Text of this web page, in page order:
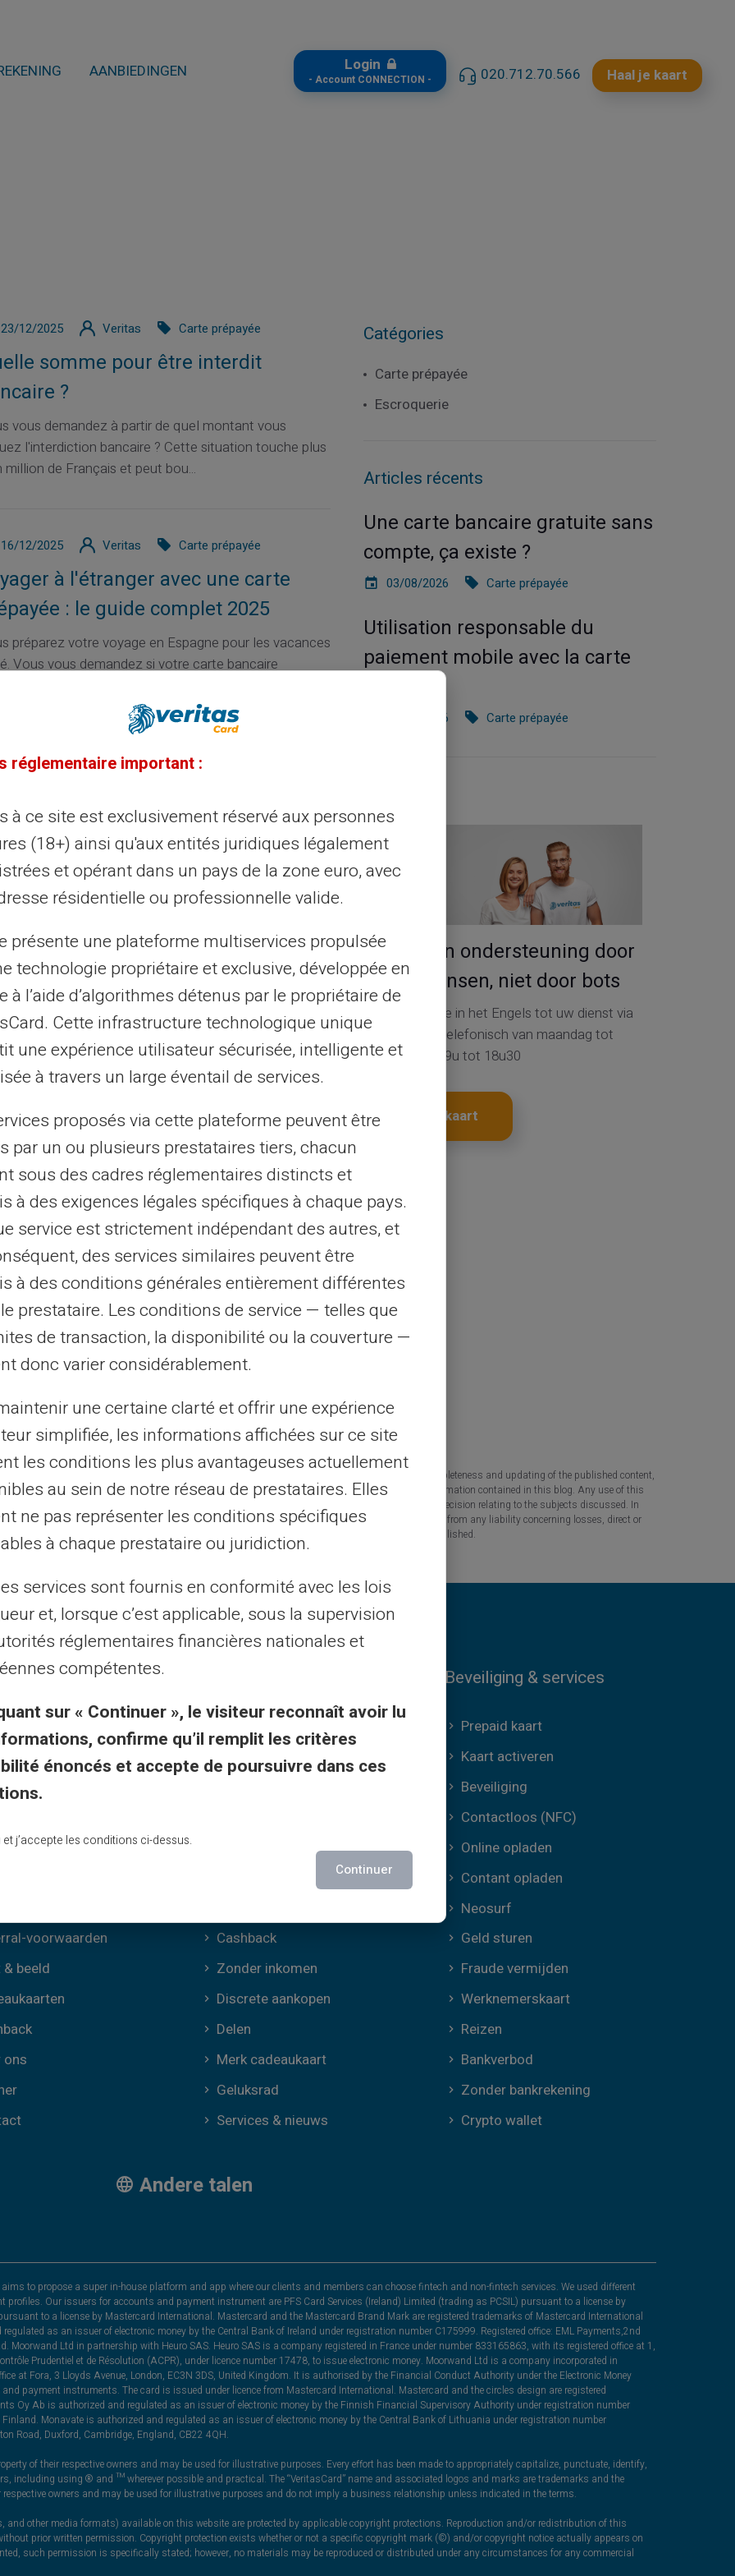
AANBIEDINGEN Login
- Account CONNECTION - 020.712.70.566 Haal je kaart
23/12/2025 Veritas Carte prépayée
somme pour être interdit
?
vous demandez à partir de quel montant vous
l'interdiction bancaire ? Cette situation touche plus
million de Français et peut bou...
16/12/2025 Veritas Carte prépayée
à l'étranger avec une carte
: le guide complet 2025
préparez votre voyage en Espagne pour les vacances
Vous vous demandez si votre carte bancaire
09/12/2025 Veritas Carte prépayée
: les démarches à suivre en 2025
ne trouvez plus votre carte bancaire dans votre
Votre cœur s'accélère en imaginant quelqu'un
à votre insu. Vous ne sa...
02/12/2025 Veritas Carte prépayée
protéger ses données
sur les réseaux sociaux ?
vendez un meuble sur Facebook Marketplace. Un
à partager ces informations par m...
25/11/2025 Veritas Carte prépayée
droits des personnes en interdit
en 2025 : ce que dit la loi
avez émis un chèque sans provision. Votre banque
a notifié une interdiction bancaire. Vous vous sentez
du système financier. Cette...
7 8 9 10 ... 31 32 ›
Catégories
Carte prépayée
Escroquerie
Articles récents
Une carte bancaire gratuite sans
compte, ça existe ?
03/08/2026 Carte prépayée
Utilisation responsable du
paiement mobile avec la carte
27/07/2026 Carte prépayée
Service en ondersteuning door
echte mensen, niet door bots
Klantenservice in het Engels tot uw dienst via
ticket 24/24, telefonisch van maandag tot
zaterdag van 9u tot 18u30
Haal je kaart
only and has no contractual or legal value. Although we strive to ensure the accuracy, completeness and updating of the published content,
authors of the articles cannot be held responsible for decisions or actions taken based on the information contained in this blog. Any use of this
We encourage you to consult a qualified professional or an expert for any important question or decision relating to the subjects discussed. In
without notice. By visiting this blog, you agree that Carte Veritas and its partners are released from any liability concerning losses, direct or
of this site, whether they are linked to errors, omissions or the interpretation of the information published.
& voorwaarden
voorwaarden
info
voorwaarden
beeld
ons
Cashback
Zonder inkomen
Discrete aankopen
Delen
Merk cadeaukaart
Geluksrad
Services & nieuws
Beveiliging & services
Prepaid kaart
Kaart activeren
Beveiliging
Contactloos (NFC)
Online opladen
Contant opladen
Neosurf
Geld sturen
Fraude vermijden
Werknemerskaart
Reizen
Bankverbod
Zonder bankrekening
Crypto wallet
Andere talen
to propose a super in-house platform and app where our clients and members can choose fintech and non-fintech services. We used different
Our issuers for accounts and payment instrument are PFS Card Services (Ireland) Limited (trading as PCSIL) pursuant to a license by
to a license by Mastercard International. Mastercard and the Mastercard Brand Mark are registered trademarks of Mastercard International
as an issuer of electronic money by the Central Bank of Ireland under registration number C175999. Registered office: EML Payments,2nd
Moorwand Ltd in partnership with Heuro SAS. Heuro SAS is a company registered in France under number 833165863, with its registered office at 1,
Prudentiel et de Résolution (ACPR), under licence number 17478, to issue electronic money. Moorwand Ltd is a company incorporated in
at Fora, 3 Lloyds Avenue, London, EC3N 3DS, United Kingdom. It is authorised by the Financial Conduct Authority under the Electronic Money
payment instruments. The card is issued under licence from Mastercard International. Mastercard and the circles design are registered
Oy Ab is authorized and regulated as an issuer of electronic money by the Finnish Financial Supervisory Authority under registration number
Monavate is authorized and regulated as an issuer of electronic money by the Central Bank of Lithuania under registration number
Road, Duxford, Cambridge, England, CB22 4QH.
of their respective owners and may be used for illustrative purposes. Every effort has been made to appropriately capitalize, punctuate, identify,
including using ® and ™ wherever possible and practical. The “VeritasCard” name and associated logos and marks are trademarks and the
owners and may be used for illustrative purposes and do not imply a business relationship unless indicated in the terms.
other media formats) available on this website are protected by applicable copyright protections. Reproduction and/or redistribution of this
prior written permission. Copyright protection exists whether or not a specific copyright mark (©) and/or copyright notice actually appears on
such permission is specifically stated; however, no materials may be reproduced or distributed under any circumstances for any commercial
réglementaire important :
à ce site est exclusivement réservé aux personnes
(18+) ainsi qu'aux entités juridiques légalement
et opérant dans un pays de la zone euro, avec
résidentielle ou professionnelle valide.
présente une plateforme multiservices propulsée
technologie propriétaire et exclusive, développée en
à l’aide d’algorithmes détenus par le propriétaire de
Cette infrastructure technologique unique
une expérience utilisateur sécurisée, intelligente et
à travers un large éventail de services.
proposés via cette plateforme peuvent être
par un ou plusieurs prestataires tiers, chacun
sous des cadres réglementaires distincts et
à des exigences légales spécifiques à chaque pays.
service est strictement indépendant des autres, et
des services similaires peuvent être
à des conditions générales entièrement différentes
prestataire. Les conditions de service — telles que
de transaction, la disponibilité ou la couverture —
donc varier considérablement.
une certaine clarté et offrir une expérience
simplifiée, les informations affichées sur ce site
les conditions les plus avantageuses actuellement
au sein de notre réseau de prestataires. Elles
ne pas représenter les conditions spécifiques
à chaque prestataire ou juridiction.
services sont fournis en conformité avec les lois
et, lorsque c’est applicable, sous la supervision
réglementaires financières nationales et
compétentes.
sur « Continuer », le visiteur reconnaît avoir lu
confirme qu’il remplit les critères
énoncés et accepte de poursuivre dans ces
et j’accepte les conditions ci-dessus.
Continuer